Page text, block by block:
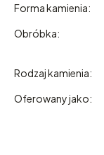
Forma kamienia:
Obróbka:
Rodzaj kamienia:
Oferowany jako: